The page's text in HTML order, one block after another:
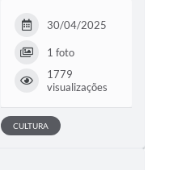
30/04/2025
1 foto
1779
visualizações
CULTURA